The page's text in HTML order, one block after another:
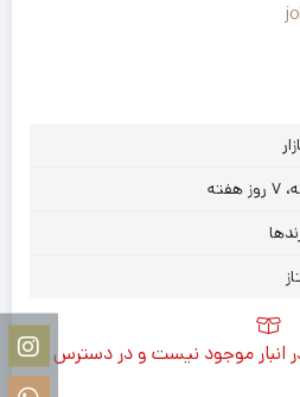
انبار موجود نیست و در دسترس